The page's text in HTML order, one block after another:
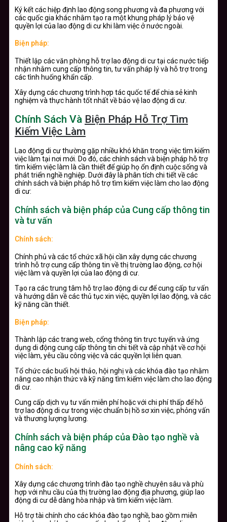
Ký kết các hiệp định lao động song phương và đa phương với
các quốc gia khác nhằm tạo ra một khung pháp lý bảo vệ
quyền lợi của lao động di cư khi làm việc ở nước ngoài.
Biện pháp:
Thiết lập các văn phòng hỗ trợ lao động di cư tại các nước tiếp
nhận nhằm cung cấp thông tin, tư vấn pháp lý và hỗ trợ trong
các tình huống khẩn cấp.
Xây dựng các chương trình hợp tác quốc tế để chia sẻ kinh
nghiệm và thực hành tốt nhất về bảo vệ lao động di cư.
Chính Sách Và Biện Pháp Hỗ Trợ Tìm
Kiếm Việc Làm
Lao động di cư thường gặp nhiều khó khăn trong việc tìm kiếm
việc làm tại nơi mới. Do đó, các chính sách và biện pháp hỗ trợ
tìm kiếm việc làm là cần thiết để giúp họ ổn định cuộc sống và
phát triển nghề nghiệp. Dưới đây là phân tích chi tiết về các
chính sách và biện pháp hỗ trợ tìm kiếm việc làm cho lao động
di cư:
Chính sách và biện pháp của Cung cấp thông tin
và tư vấn
Chính sách:
Chính phủ và các tổ chức xã hội cần xây dựng các chương
trình hỗ trợ cung cấp thông tin về thị trường lao động, cơ hội
việc làm và quyền lợi của lao động di cư.
Tạo ra các trung tâm hỗ trợ lao động di cư để cung cấp tư vấn
và hướng dẫn về các thủ tục xin việc, quyền lợi lao động, và các
kỹ năng cần thiết.
Biện pháp:
Thành lập các trang web, cổng thông tin trực tuyến và ứng
dụng di động cung cấp thông tin chi tiết và cập nhật về cơ hội
việc làm, yêu cầu công việc và các quyền lợi liên quan.
Tổ chức các buổi hội thảo, hội nghị và các khóa đào tạo nhằm
nâng cao nhận thức và kỹ năng tìm kiếm việc làm cho lao động
di cư.
Cung cấp dịch vụ tư vấn miễn phí hoặc với chi phí thấp để hỗ
trợ lao động di cư trong việc chuẩn bị hồ sơ xin việc, phỏng vấn
và thương lượng lương.
Chính sách và biện pháp của Đào tạo nghề và
nâng cao kỹ năng
Chính sách:
Xây dựng các chương trình đào tạo nghề chuyên sâu và phù
hợp với nhu cầu của thị trường lao động địa phương, giúp lao
động di cư dễ dàng hòa nhập và tìm kiếm việc làm.
Hỗ trợ tài chính cho các khóa đào tạo nghề, bao gồm miễn